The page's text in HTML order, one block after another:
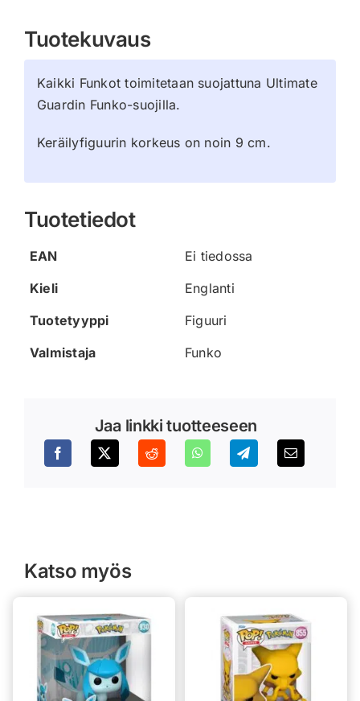
Tuotekuvaus
Kaikki Funkot toimitetaan suojattuna Ultimate
Guardin Funko-suojilla.
Keräilyfiguurin korkeus on noin 9 cm.
Tuotetiedot
EAN
Ei tiedossa
Kieli
Englanti
Tuotetyyppi
Figuuri
Valmistaja
Funko
Jaa linkki tuotteeseen
Katso myös